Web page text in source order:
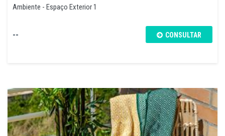
Ambiente - Espaço Exterior 1
-- CONSULTAR